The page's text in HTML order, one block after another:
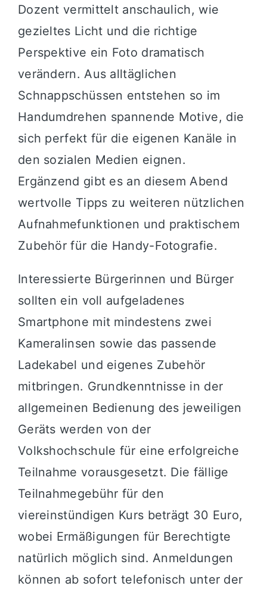
Dozent vermittelt anschaulich, wie
gezieltes Licht und die richtige
Perspektive ein Foto dramatisch
verändern. Aus alltäglichen
Schnappschüssen entstehen so im
Handumdrehen spannende Motive, die
sich perfekt für die eigenen Kanäle in
den sozialen Medien eignen.
Ergänzend gibt es an diesem Abend
wertvolle Tipps zu weiteren nützlichen
Aufnahmefunktionen und praktischem
Zubehör für die Handy-Fotografie.
Interessierte Bürgerinnen und Bürger
sollten ein voll aufgeladenes
Smartphone mit mindestens zwei
Kameralinsen sowie das passende
Ladekabel und eigenes Zubehör
mitbringen. Grundkenntnisse in der
allgemeinen Bedienung des jeweiligen
Geräts werden von der
Volkshochschule für eine erfolgreiche
Teilnahme vorausgesetzt. Die fällige
Teilnahmegebühr für den
viereinstündigen Kurs beträgt 30 Euro,
wobei Ermäßigungen für Berechtigte
natürlich möglich sind. Anmeldungen
können ab sofort telefonisch unter der